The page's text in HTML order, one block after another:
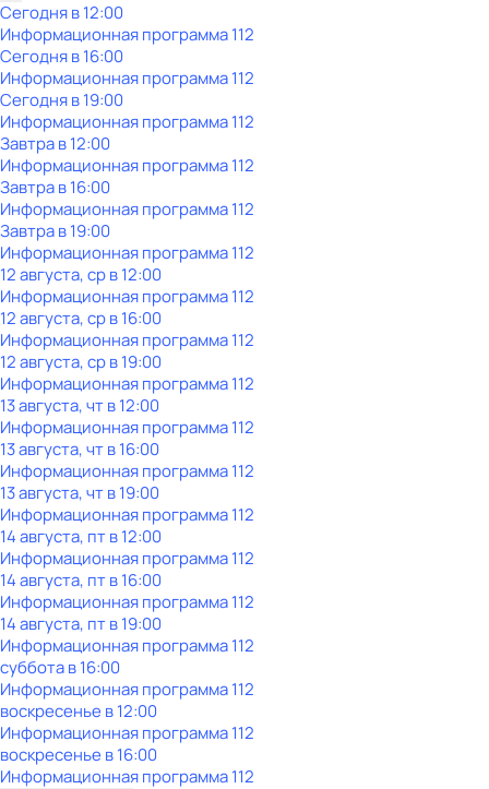
Сегодня в 12:00
Информационная пpограммa 112
Сегодня в 16:00
Информационная пpограммa 112
Сегодня в 19:00
Информационная пpограммa 112
Завтра в 12:00
Информационная пpограммa 112
Завтра в 16:00
Информационная пpограммa 112
Завтра в 19:00
Информационная пpограммa 112
12 августа, ср в 12:00
Информационная пpограммa 112
12 августа, ср в 16:00
Информационная пpограммa 112
12 августа, ср в 19:00
Информационная пpограммa 112
13 августа, чт в 12:00
Информационная пpограммa 112
13 августа, чт в 16:00
Информационная пpограммa 112
13 августа, чт в 19:00
Информационная пpограммa 112
14 августа, пт в 12:00
Информационная пpограммa 112
14 августа, пт в 16:00
Информационная пpограммa 112
14 августа, пт в 19:00
Информационная пpограммa 112
субботав16:00
Информационная пpограммa 112
воскресенье в12:00
Информационная пpограммa 112
воскресенье в16:00
Информационная пpограммa 112